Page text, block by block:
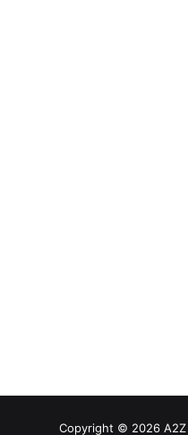
Copyright © 2026 A2Z